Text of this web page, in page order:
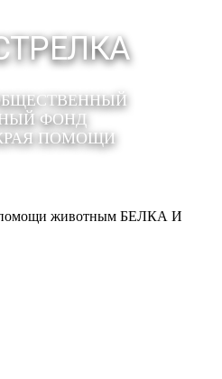
ФОНД
ПОМОЩИ
помощи животным БЕЛКА И